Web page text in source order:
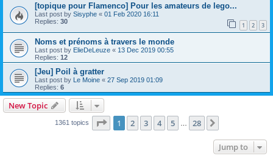
[topique pour Flamenco] Pour les amateurs de lego...
Last post by Sisyphe « 01 Feb 2020 16:11
Replies: 30 1 2 3
Noms et prénoms à travers le monde
Last post by ElieDeLeuze « 13 Dec 2019 00:55
Replies: 12
[Jeu] Poil à gratter
Last post by Le Moine « 27 Sep 2019 01:09
Replies: 6
New Topic
1361 topics Page 1of 28
1 2 3 4 5 28
Jump to